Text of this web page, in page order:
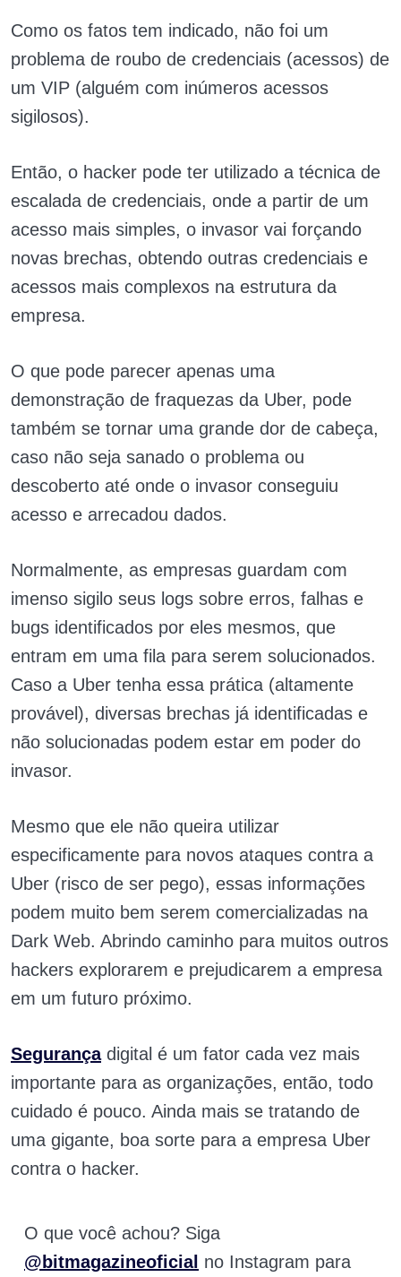
Como os fatos tem indicado, não foi um
problema de roubo de credenciais (acessos) de
um VIP (alguém com inúmeros acessos
sigilosos).
Então, o hacker pode ter utilizado a técnica de
escalada de credenciais, onde a partir de um
acesso mais simples, o invasor vai forçando
novas brechas, obtendo outras credenciais e
acessos mais complexos na estrutura da
empresa.
O que pode parecer apenas uma
demonstração de fraquezas da Uber, pode
também se tornar uma grande dor de cabeça,
caso não seja sanado o problema ou
descoberto até onde o invasor conseguiu
acesso e arrecadou dados.
Normalmente, as empresas guardam com
imenso sigilo seus logs sobre erros, falhas e
bugs identificados por eles mesmos, que
entram em uma fila para serem solucionados.
Caso a Uber tenha essa prática (altamente
provável), diversas brechas já identificadas e
não solucionadas podem estar em poder do
invasor.
Mesmo que ele não queira utilizar
especificamente para novos ataques contra a
Uber (risco de ser pego), essas informações
podem muito bem serem comercializadas na
Dark Web. Abrindo caminho para muitos outros
hackers explorarem e prejudicarem a empresa
em um futuro próximo.
Segurançadigital é um fator cada vez mais
importante para as organizações, então, todo
cuidado é pouco. Ainda mais se tratando de
uma gigante, boa sorte para a empresa Uber
contra o hacker.
O que você achou? Siga
@bitmagazineoficial no Instagram para